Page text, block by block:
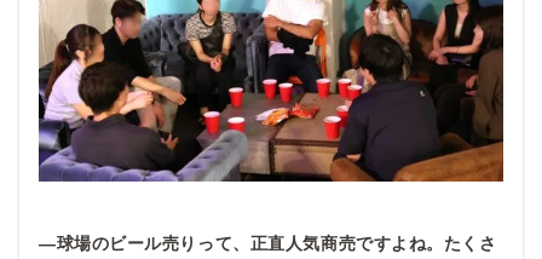
―球場のビール売りって、正直人気商売ですよね。たくさ